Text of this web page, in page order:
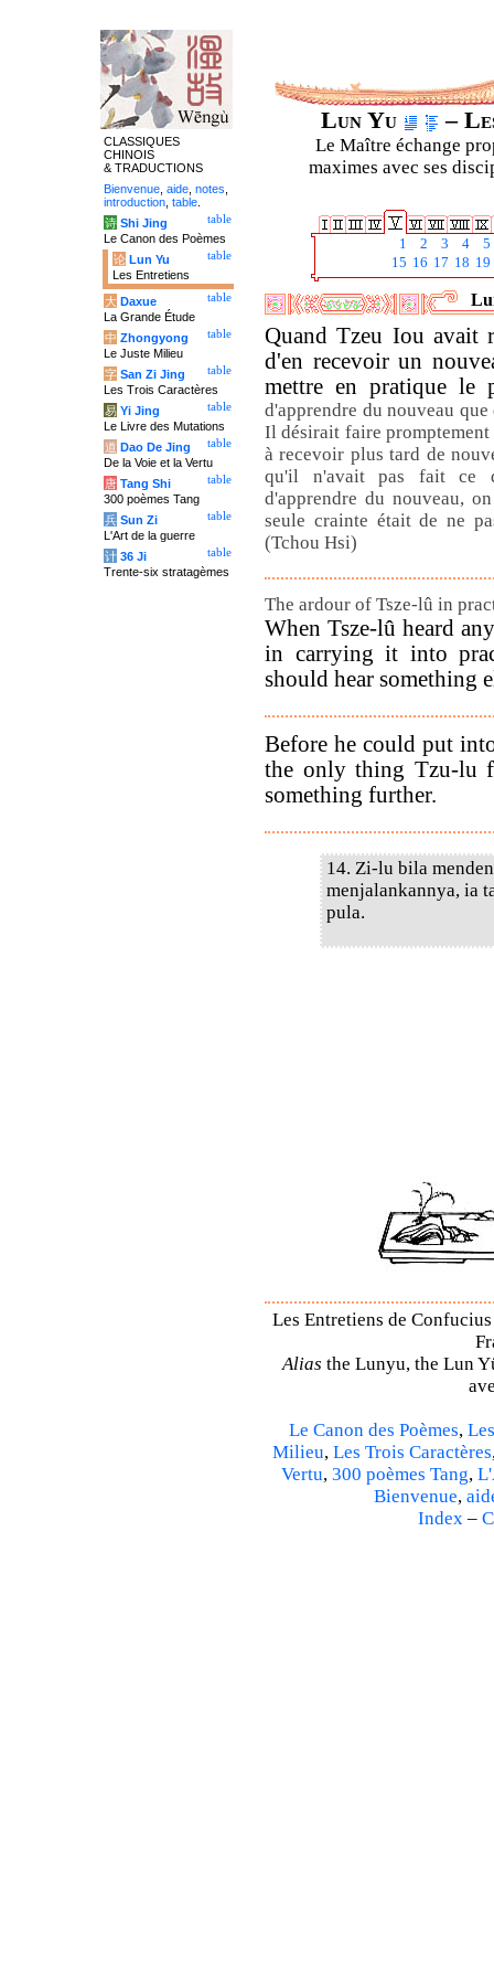
Lun Yu –
Le Maître échange
maximes avec ses
1 2 3 4
5
15 16 17 18 19
Quand Tzeu Iou avait
d'en recevoir un
mettre en pratique le
d'apprendre du nouveau
Il désirait faire
à recevoir plus tard de
qu'il n'avait pas fait ce
d'apprendre du nouveau,
seule crainte était de ne
(Tchou Hsi)
The ardour of Tsze-lû in
When Tsze-lû heard
in carrying it into
should hear something
Before he could put
the only thing Tzu-lu
something further.
14. Zi-lu bila
menjalankannya, ia
pula.
Les Entretiens de
Alias the Lunyu, the Lun
Le Canon des Poèmes,
Milieu, Les Trois Caractères
Vertu, 300 poèmes Tang,
Bienvenue,
Index –
CLASSIQUES
CHINOIS
& TRADUCTIONS
Bienvenue aide notes
introduction table
table
诗 Shi Jing
Le Canon des Poèmes
table
论 Lun Yu
Les Entretiens
table
大 Daxue
La Grande Étude
table
中 Zhongyong
Le Juste Milieu
table
字 San Zi Jing
Les Trois Caractères
table
易 Yi Jing
Le Livre des Mutations
table
道 Dao De Jing
De la Voie et la Vertu
table
唐 Tang Shi
300 poèmes Tang
table
兵 Sun Zi
L'Art de la guerre
table
计 36 Ji
Trente-six stratagèmes